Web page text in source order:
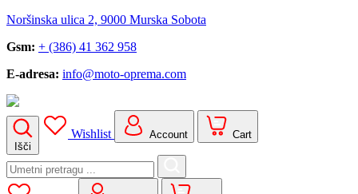
Noršinska ulica 2, 9000 Murska Sobota
Gsm: + (386) 41 362 958
E-adresa: info@moto-oprema.com
Išči
Wishlist Account Cart
Search
for: